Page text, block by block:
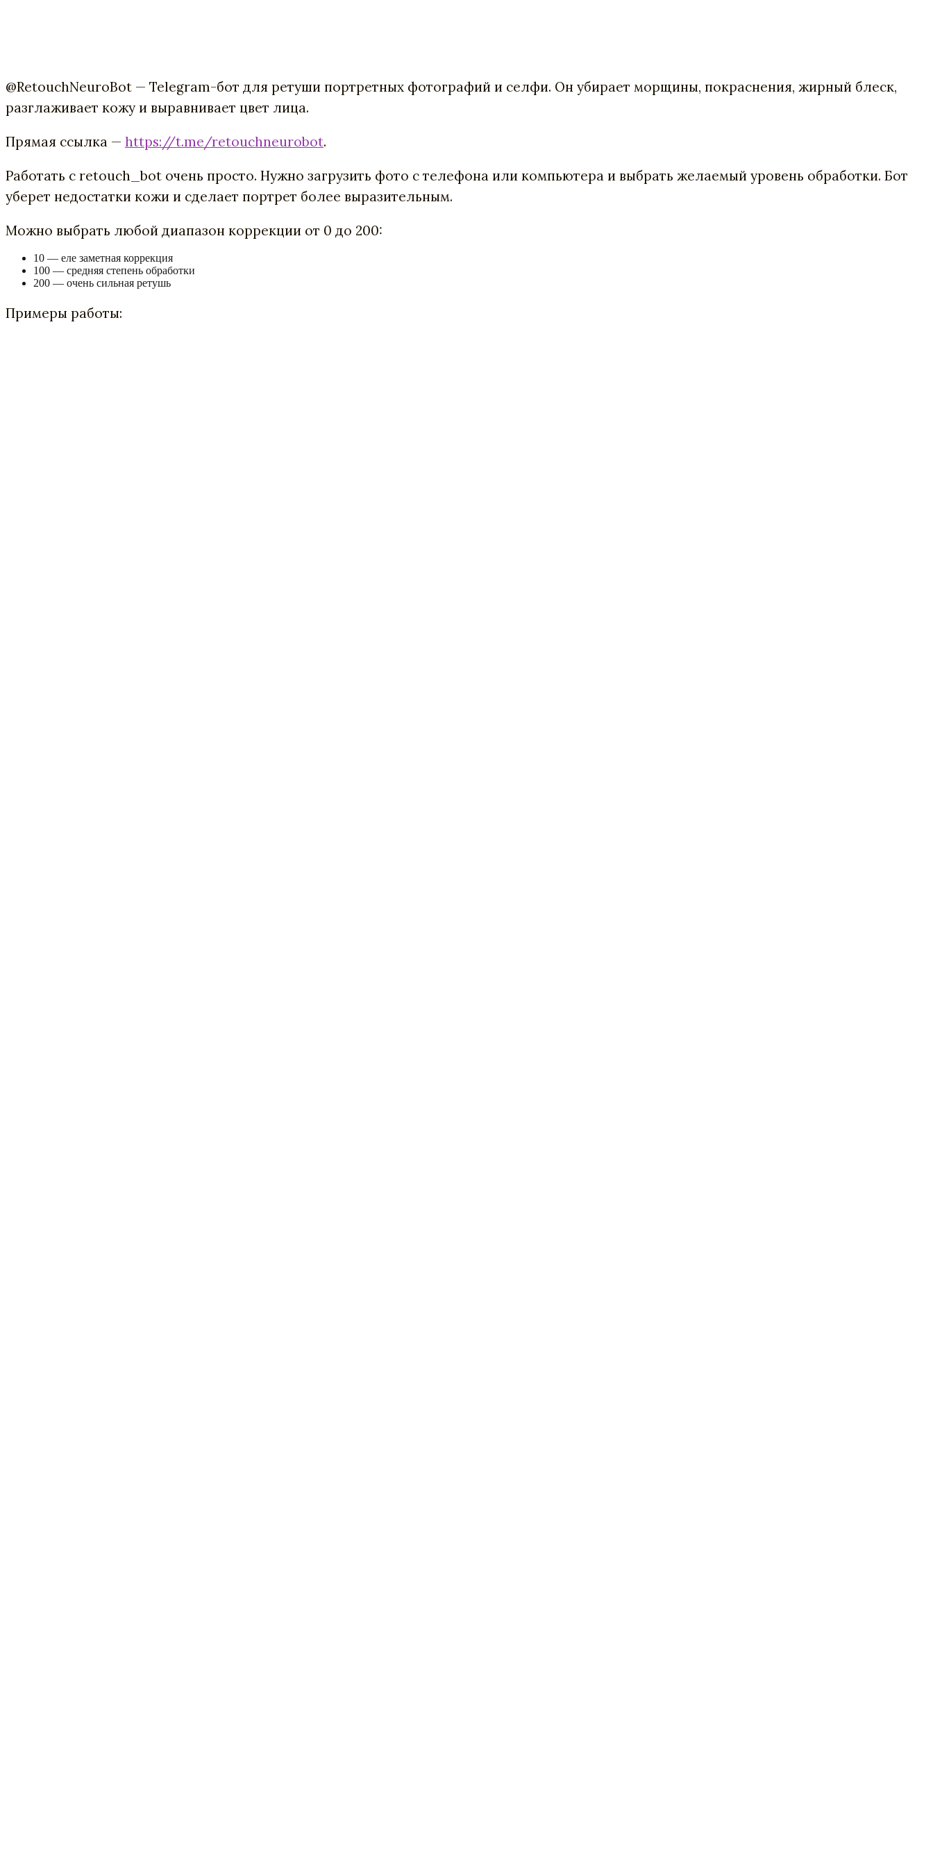
@RetouchNeuroBot — Telegram-бот для ретуши портретных фотографий и селфи. Он убирает морщины, покраснения, жирный блеск,
разглаживает кожу и выравнивает цвет лица.
Прямая ссылка — https://t.me/retouchneurobot.
Работать с retouch_bot очень просто. Нужно загрузить фото с телефона или компьютера и выбрать желаемый уровень обработки. Бот
уберет недостатки кожи и сделает портрет более выразительным.
Можно выбрать любой диапазон коррекции от 0 до 200:
10 — еле заметная коррекция
100 — средняя степень обработки
200 — очень сильная ретушь
Примеры работы: